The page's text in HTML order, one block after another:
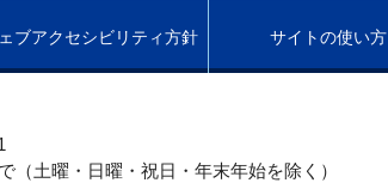
ブアクセシビリティ方針 サイトの使い方
土曜・日曜・祝日・年末年始を除く）